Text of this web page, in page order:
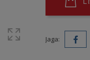
Jaga: